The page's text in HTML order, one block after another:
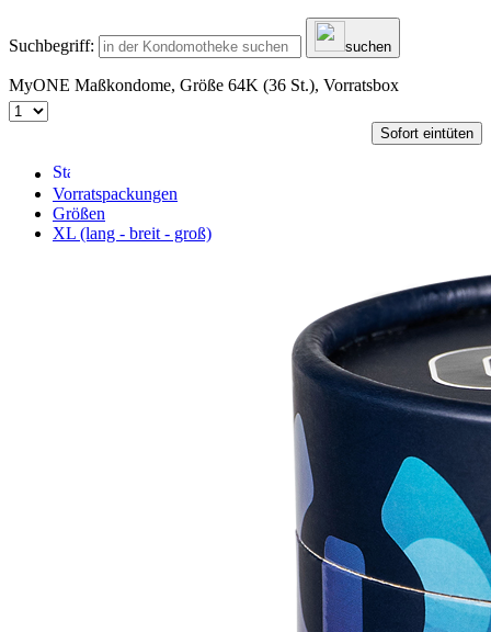
Suchbegriff: suchen
MyONE Maßkondome, Größe 64K (36 St.), Vorratsbox
Sofort eintüten
Vorratspackungen
Größen
XL (lang - breit - groß)